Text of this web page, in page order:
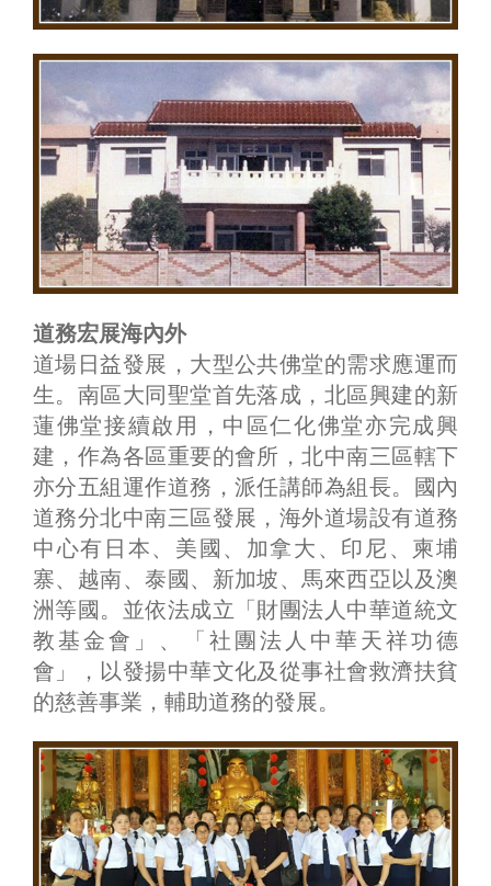
道務宏展海內外
道場日益發展，大型公共佛堂的需求應運而
生。南區大同聖堂首先落成，北區興建的新
蓮佛堂接續啟用，中區仁化佛堂亦完成興
建，作為各區重要的會所，北中南三區轄下
亦分五組運作道務，派任講師為組長。國內
道務分北中南三區發展，海外道場設有道務
中心有日本、美國、加拿大、印尼、柬埔
寨、越南、泰國、新加坡、馬來西亞以及澳
洲等國。並依法成立「財團法人中華道統文
教基金會」、「社團法人中華天祥功德
會」，以發揚中華文化及從事社會救濟扶貧
的慈善事業，輔助道務的發展。